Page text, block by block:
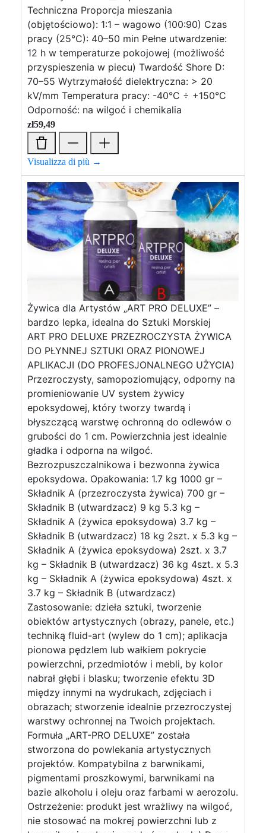
Techniczna Proporcja mieszania
(objętościowo): 1:1 – wagowo (100:90) Czas
pracy (25°C): 40–50 min Pełne utwardzenie:
12 h w temperaturze pokojowej (możliwość
przyspieszenia w piecu) Twardość Shore D:
70–55 Wytrzymałość dielektryczna: > 20
kV/mm Temperatura pracy: -40°C ÷ +150°C
Odporność: na wilgoć i chemikalia
zł59,49
Visualizza di più →
Żywica dla Artystów „ART PRO DELUXE” –
bardzo lepka, idealna do Sztuki Morskiej
ART PRO DELUXE PRZEZROCZYSTA ŻYWICA
DO PŁYNNEJ SZTUKI ORAZ PIONOWEJ
APLIKACJI (DO PROFESJONALNEGO UŻYCIA)
Przezroczysty, samopoziomujący, odporny na
promieniowanie UV system żywicy
epoksydowej, który tworzy twardą i
błyszczącą warstwę ochronną do odlewów o
grubości do 1 cm. Powierzchnia jest idealnie
gładka i odporna na wilgoć.
Bezrozpuszczalnikowa i bezwonna żywica
epoksydowa. Opakowania: 1.7 kg 1000 gr –
Składnik A (przezroczysta żywica) 700 gr –
Składnik B (utwardzacz) 9 kg 5.3 kg –
Składnik A (żywica epoksydowa) 3.7 kg –
Składnik B (utwardzacz) 18 kg 2szt. x 5.3 kg –
Składnik A (żywica epoksydowa) 2szt. x 3.7
kg – Składnik B (utwardzacz) 36 kg 4szt. x 5.3
kg – Składnik A (żywica epoksydowa) 4szt. x
3.7 kg – Składnik B (utwardzacz)
Zastosowanie: dzieła sztuki, tworzenie
obiektów artystycznych (obrazy, panele, etc.)
techniką fluid-art (wylew do 1 cm); aplikacja
pionowa pędzlem lub wałkiem pokrycie
powierzchni, przedmiotów i mebli, by kolor
nabrał głębi i blasku; tworzenie efektu 3D
między innymi na wydrukach, zdjęciach i
obrazach; stworzenie idealnie przezroczystej
warstwy ochronnej na Twoich projektach.
Formuła „ART-PRO DELUXE” została
stworzona do powlekania artystycznych
projektów. Kompatybilna z barwnikami,
pigmentami proszkowymi, barwnikami na
bazie alkoholu i oleju oraz farbami w aerozolu.
Ostrzeżenie: produkt jest wrażliwy na wilgoć,
nie stosować na mokrej powierzchni lub z